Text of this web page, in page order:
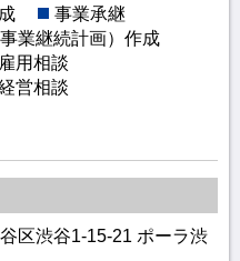
事業承継
業継続計画）作成
用相談
営相談
区渋谷1-15-21 ポーラ渋